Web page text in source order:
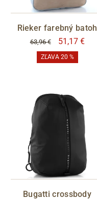
Rieker farebný batoh
63,96 € 51,17 €
ZĽAVA 20 %
Bugatti crossbody